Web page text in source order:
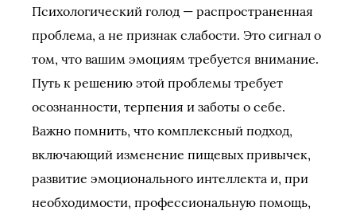
Психологический голод — распространенная
проблема, а не признак слабости. Это сигнал о
том, что вашим эмоциям требуется внимание.
Путь к решению этой проблемы требует
осознанности, терпения и заботы о себе.
Важно помнить, что комплексный подход,
включающий изменение пищевых привычек,
развитие эмоционального интеллекта и, при
необходимости, профессиональную помощь,